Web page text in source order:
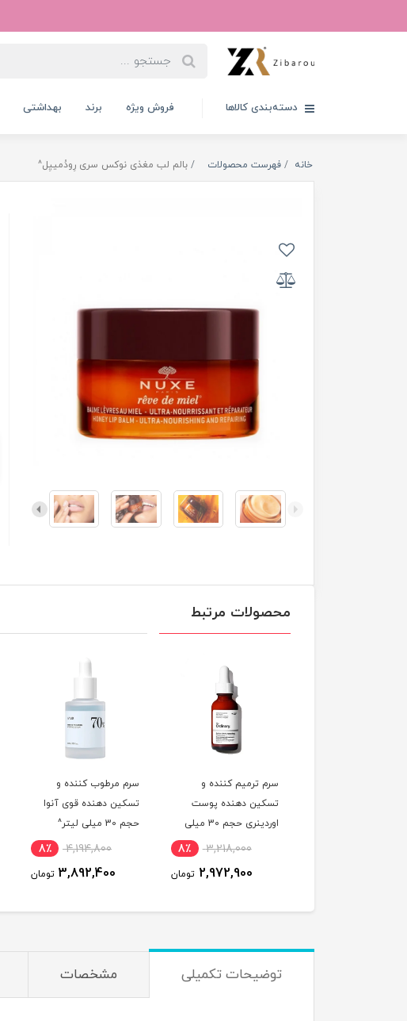
دسته‌بندی کالاها فروش ویژه برند بهداشتی
خانه فهرست محصولات بالم لب مغذی نوکس سری رِودُمییِل^
محصولات مرتبط
سرم ترمیم کننده و
تسکین دهنده پوست
اوردینری حجم 30 میلی
3,218,000 8٪
2,972,900 تومان
سرم مرطوب کننده و
تسکین دهنده قوی آنوا
حجم 30 میلی لیتر^
4,194,800 8٪
3,892,400 تومان
توضیحات تکمیلی مشخصات